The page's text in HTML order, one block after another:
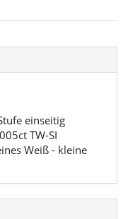
einseitig
TW-SI
Weiß - kleine